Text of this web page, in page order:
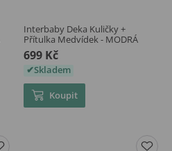
Interbaby Deka Kuličky +
Přítulka Medvídek - MODRÁ
699 Kč
Skladem
Koupit